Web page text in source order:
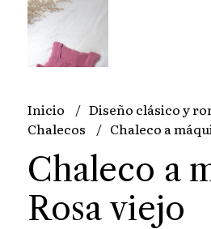
Inicio
Diseño clásico y
Chalecos
Chaleco a
Chaleco a
Rosa viejo